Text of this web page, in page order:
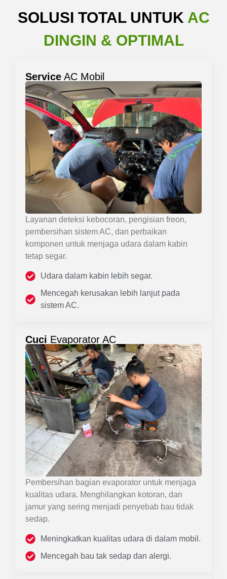
SOLUSI TOTAL UNTUK AC
DINGIN & OPTIMAL
Service AC Mobil
Layanan deteksi kebocoran, pengisian freon,
pembersihan sistem AC, dan perbaikan
komponen untuk menjaga udara dalam kabin
tetap segar.
Udara dalam kabin lebih segar.
Mencegah kerusakan lebih lanjut pada
sistem AC.
Cuci Evaporator AC
Pembersihan bagian evaporator untuk menjaga
kualitas udara. Menghilangkan kotoran, dan
jamur yang sering menjadi penyebab bau tidak
sedap.
Meningkatkan kualitas udara di dalam mobil.
Mencegah bau tak sedap dan alergi.